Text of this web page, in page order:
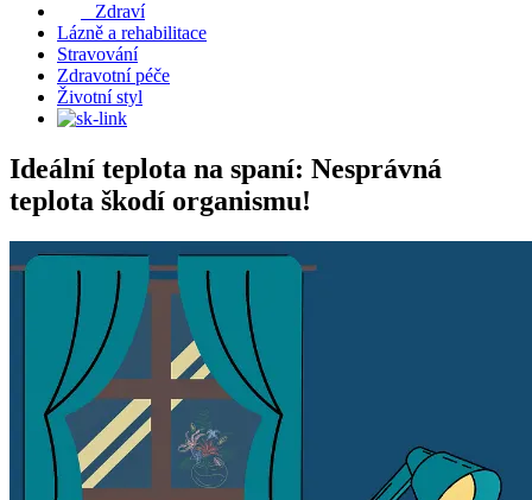
Zdraví
Lázně a rehabilitace
Stravování
Zdravotní péče
Životní styl
Ideální teplota na spaní: Nesprávná
teplota škodí organismu!